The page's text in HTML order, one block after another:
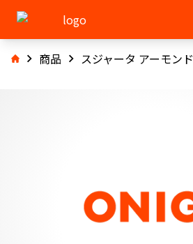
商品 スジャータ アーモンド